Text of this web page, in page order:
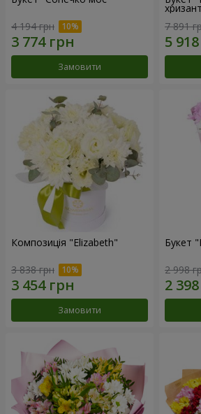
4 194 грн
Замовити
7 891
Композиція "Elizabeth"
3 838 грн
Замовити
Букет
2 998